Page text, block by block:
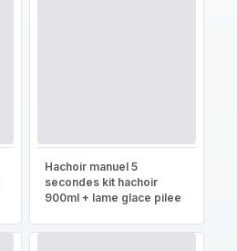
Hachoir manuel 5
secondes kit hachoir
900ml + lame glace pilee